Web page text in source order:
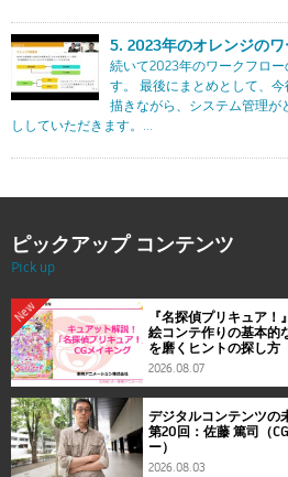
5. 2023年のオレンジの
続いて2023年のワークフロ
す。 最後にまとめとして、
描きながら、システム管理
ししていただきます。...
ピックアップ コンテンツ
Pick up
New
『名探偵プリキュア
絵コンテ作りの基本的
を磨くヒントの探し方
2026.08.07
デジタルコンテンツの
第20回：佐藤 篤司（
ー）
2026.08.03